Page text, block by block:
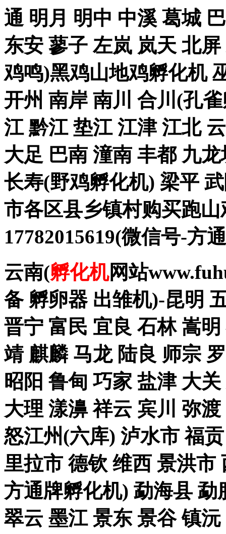
通 明月 明中 中溪 葛城
东安 蓼子 左岚 岚天 北
鸡鸣)黑鸡山地鸡孵化机
开州 南岸 南川 合川(孔
江 黔江 垫江 江津 江北
大足 巴南 潼南 丰都 九
长寿(野鸡孵化机) 梁平
市各区县乡镇村购买跑
17782015619(微信号-方
云南(孵化机网站
备 孵卵器 出雏机)-昆明
晋宁 富民 宜良 石林 嵩
靖 麒麟 马龙 陆良 师宗
昭阳 鲁甸 巧家 盐津 大
大理 漾濞 祥云 宾川 弥
怒江州(六库) 泸水市 福
里拉市 德钦 维西 景洪市
方通牌孵化机) 勐海县
翠云 墨江 景东 景谷 镇